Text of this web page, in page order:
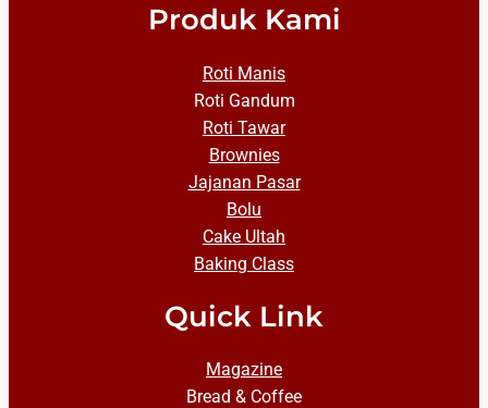
Produk Kami
Roti Manis
Roti Gandum
Roti Tawar
Brownies
Jajanan Pasar
Bolu
Cake Ultah
Baking Class
Quick Link
Magazine
Bread & Coffee